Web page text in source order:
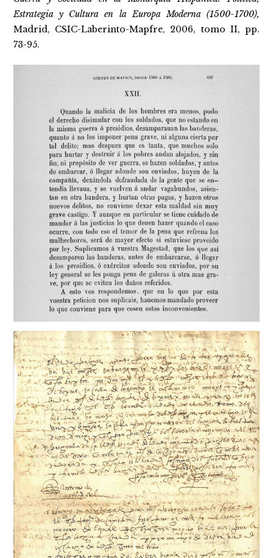
Estrategia y Cultura en la Europa Moderna (1500-1700),
Madrid, CSIC-Laberinto-Mapfre, 2006, tomo II, pp.
73-95.